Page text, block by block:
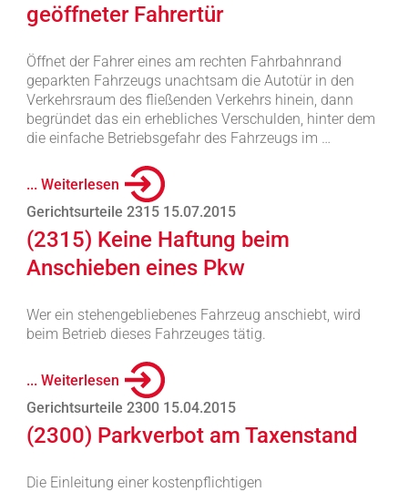
geöffneter Fahrertür
Öffnet der Fahrer eines am rechten Fahrbahnrand
geparkten Fahrzeugs unachtsam die Autotür in den
Verkehrsraum des fließenden Verkehrs hinein, dann
begründet das ein erhebliches Verschulden, hinter dem
die einfache Betriebsgefahr des Fahrzeugs im …
... Weiterlesen
Gerichtsurteile 2315 15.07.2015
(2315) Keine Haftung beim
Anschieben eines Pkw
Wer ein stehengebliebenes Fahrzeug anschiebt, wird
beim Betrieb dieses Fahrzeuges tätig.
... Weiterlesen
Gerichtsurteile 2300 15.04.2015
(2300) Parkverbot am Taxenstand
Die Einleitung einer kostenpflichtigen